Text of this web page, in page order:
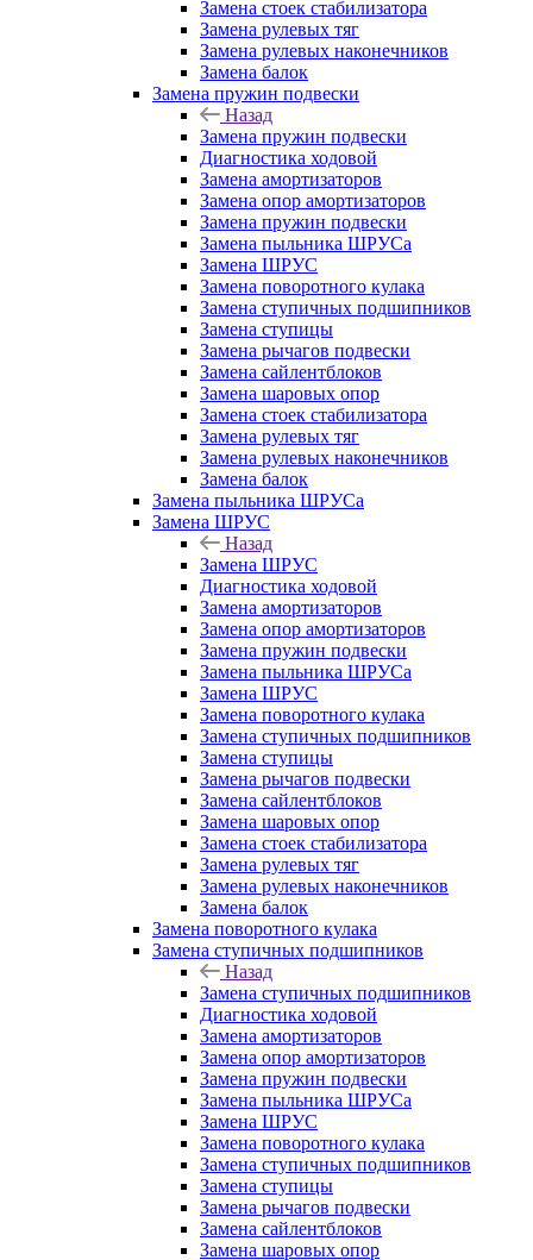
Замена стоек стабилизатора
Замена рулевых тяг
Замена рулевых наконечников
Замена балок
Замена пружин подвески
Назад
Замена пружин подвески
Диагностика ходовой
Замена амортизаторов
Замена опор амортизаторов
Замена пружин подвески
Замена пыльника ШРУСа
Замена ШРУС
Замена поворотного кулака
Замена ступичных подшипников
Замена ступицы
Замена рычагов подвески
Замена сайлентблоков
Замена шаровых опор
Замена стоек стабилизатора
Замена рулевых тяг
Замена рулевых наконечников
Замена балок
Замена пыльника ШРУСа
Замена ШРУС
Назад
Замена ШРУС
Диагностика ходовой
Замена амортизаторов
Замена опор амортизаторов
Замена пружин подвески
Замена пыльника ШРУСа
Замена ШРУС
Замена поворотного кулака
Замена ступичных подшипников
Замена ступицы
Замена рычагов подвески
Замена сайлентблоков
Замена шаровых опор
Замена стоек стабилизатора
Замена рулевых тяг
Замена рулевых наконечников
Замена балок
Замена поворотного кулака
Замена ступичных подшипников
Назад
Замена ступичных подшипников
Диагностика ходовой
Замена амортизаторов
Замена опор амортизаторов
Замена пружин подвески
Замена пыльника ШРУСа
Замена ШРУС
Замена поворотного кулака
Замена ступичных подшипников
Замена ступицы
Замена рычагов подвески
Замена сайлентблоков
Замена шаровых опор